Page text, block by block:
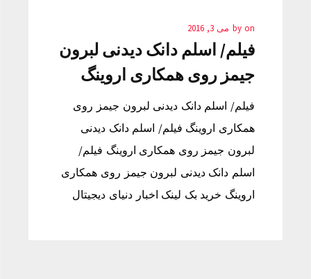
by on می 3, 2016
فیلم/ اسلم دانک دیدنی لبرون
جیمز روی همکاری اروینگ
فیلم/ اسلم دانک دیدنی لبرون جیمز روی
همکاری اروینگ فیلم/ اسلم دانک دیدنی
لبرون جیمز روی همکاری اروینگ فیلم/
اسلم دانک دیدنی لبرون جیمز روی همکاری
اروینگ خرید بک لینک اخبار دنیای دیجیتال